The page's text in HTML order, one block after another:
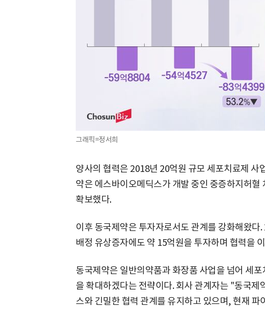
그래픽=정서희
양사의 협력은 2018년 20억원 규모 세포치료제 사
약은 에스바이오메딕스가 개발 중인 중증하지허혈
확보했다.
이후 동국제약은 투자자로서도 관계를 강화해왔
배정 유상증자에도 약 15억원을 투자하며 협력을
동국제약은 일반의약품과 화장품 사업을 넘어 세
을 확대하겠다는 전략이다. 회사 관계자는 "동국제
스와 긴밀한 협력 관계를 유지하고 있으며, 현재